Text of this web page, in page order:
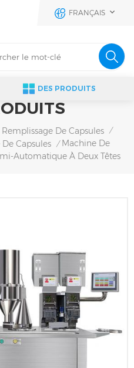
FRANÇAIS
DES PRODUITS
De Capsules /
Capsules / Machine De
Automatique À Deux Têtes